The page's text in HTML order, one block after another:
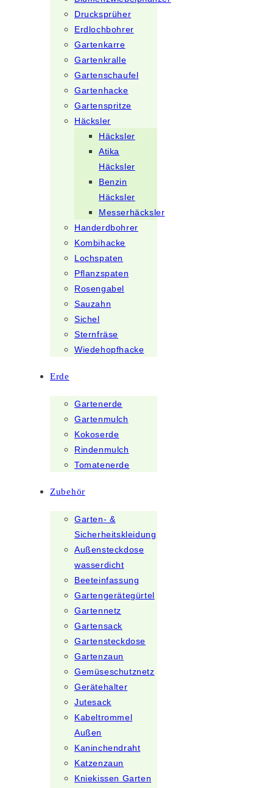
Drucksprüher
Erdlochbohrer
Gartenkarre
Gartenkralle
Gartenschaufel
Gartenhacke
Gartenspritze
Häcksler
Häcksler
Atika
Häcksler
Benzin
Häcksler
Messerhäcksler
Handerdbohrer
Kombihacke
Lochspaten
Pflanzspaten
Rosengabel
Sauzahn
Sichel
Sternfräse
Wiedehopfhacke
Erde
Gartenerde
Gartenmulch
Kokoserde
Rindenmulch
Tomatenerde
Zubehör
Garten- &
Sicherheitskleidung
Außensteckdose
wasserdicht
Beeteinfassung
Gartengerätegürtel
Gartennetz
Gartensack
Gartensteckdose
Gartenzaun
Gemüseschutznetz
Gerätehalter
Jutesack
Kabeltrommel
Außen
Kaninchendraht
Katzenzaun
Kniekissen Garten